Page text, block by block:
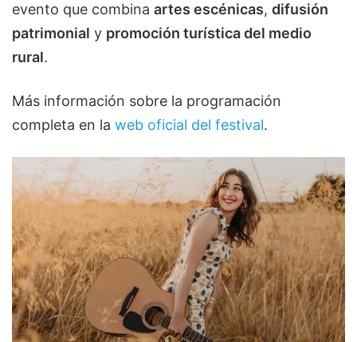
evento que combina artes escénicas, difusión
patrimonial y promoción turística del medio
rural.
Más información sobre la programación
completa en la web oficial del festival.